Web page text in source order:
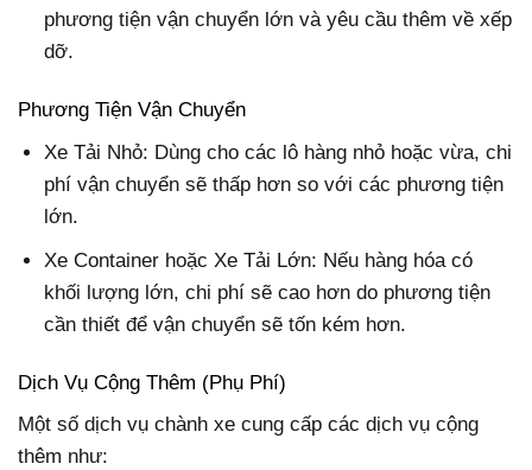
phương tiện vận chuyển lớn và yêu cầu thêm về xếp
dỡ.
Phương Tiện Vận Chuyển
Xe Tải Nhỏ: Dùng cho các lô hàng nhỏ hoặc vừa, chi
phí vận chuyển sẽ thấp hơn so với các phương tiện
lớn.
Xe Container hoặc Xe Tải Lớn: Nếu hàng hóa có
khối lượng lớn, chi phí sẽ cao hơn do phương tiện
cần thiết để vận chuyển sẽ tốn kém hơn.
Dịch Vụ Cộng Thêm (Phụ Phí)
Một số dịch vụ chành xe cung cấp các dịch vụ cộng
thêm như: